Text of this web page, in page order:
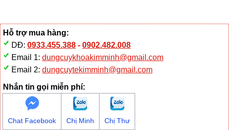
Hỗ trợ mua hàng:
DĐ: 0933.455.388 - 0902.482.008
Email 1: dungcuykhoakimminh@gmail.com
Email 2: dungcuytekimminh@gmail.com
Nhắn tin gọi miễn phí:
Chat Facebook Chị Minh Chị Thư